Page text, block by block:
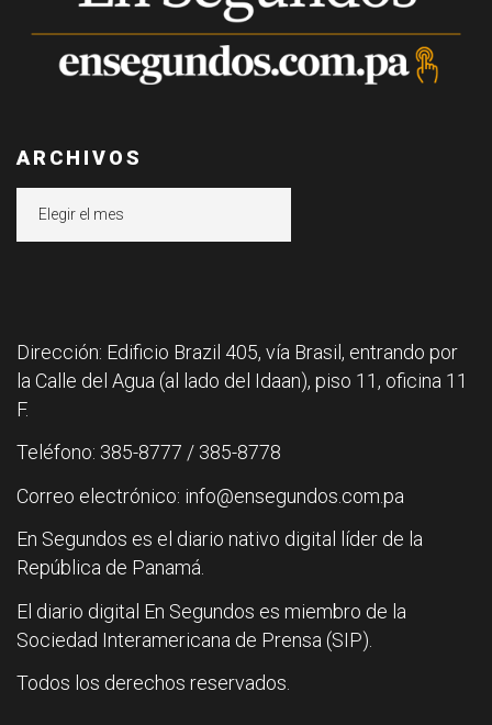
ARCHIVOS
Dirección: Edificio Brazil 405, vía Brasil, entrando por
la Calle del Agua (al lado del Idaan), piso 11, oficina 11
F.
Teléfono: 385-8777 / 385-8778
Correo electrónico: info@ensegundos.com.pa
En Segundos es el diario nativo digital líder de la
República de Panamá.
El diario digital En Segundos es miembro de la
Sociedad Interamericana de Prensa (SIP).
Todos los derechos reservados.